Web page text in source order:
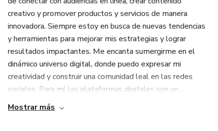
creativo y promover productos y servicios de manera
innovadora. Siempre estoy en busca de nuevas tendencias
y herramientas para mejorar mis estrategias y lograr
resultados impactantes. Me encanta sumergirme en el
dinámico universo digital, donde puedo expresar mi
creatividad y construir una comunidad leal en las redes
sociales. Para mí, las plataformas digitales son un ...
Mostrar más